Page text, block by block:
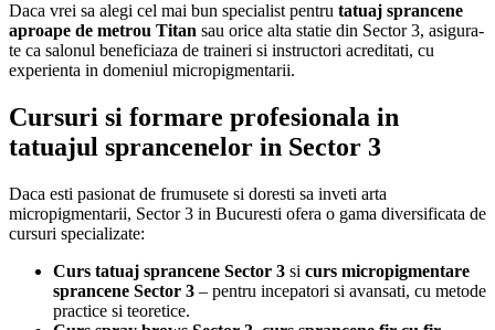
Daca vrei sa alegi cel mai bun specialist pentru tatuaj sprancene
aproape de metrou Titan sau orice alta statie din Sector 3, asigura-
te ca salonul beneficiaza de traineri si instructori acreditati, cu
experienta in domeniul micropigmentarii.
Cursuri si formare profesionala in
tatuajul sprancenelor in Sector 3
Daca esti pasionat de frumusete si doresti sa inveti arta
micropigmentarii, Sector 3 in Bucuresti ofera o gama diversificata de
cursuri specializate:
Curs tatuaj sprancene Sector 3 si curs micropigmentare
sprancene Sector 3 – pentru incepatori si avansati, cu metode
practice si teoretice.